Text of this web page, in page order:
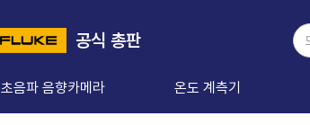
공식 총판
초음파 음향카메라 온도 계측기